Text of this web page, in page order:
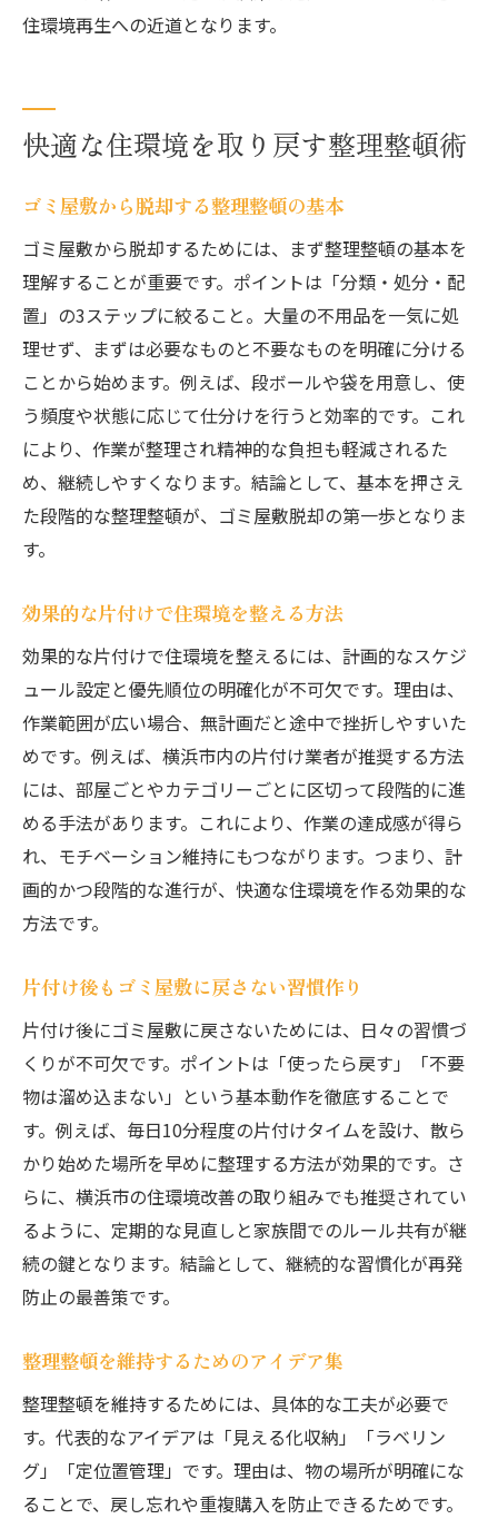
住環境再生への近道となります。
快適な住環境を取り戻す整理整頓術
ゴミ屋敷から脱却する整理整頓の基本
ゴミ屋敷から脱却するためには、まず整理整頓の基本を
理解することが重要です。ポイントは「分類・処分・配
置」の3ステップに絞ること。大量の不用品を一気に処
理せず、まずは必要なものと不要なものを明確に分ける
ことから始めます。例えば、段ボールや袋を用意し、使
う頻度や状態に応じて仕分けを行うと効率的です。これ
により、作業が整理され精神的な負担も軽減されるた
め、継続しやすくなります。結論として、基本を押さえ
た段階的な整理整頓が、ゴミ屋敷脱却の第一歩となりま
す。
効果的な片付けで住環境を整える方法
効果的な片付けで住環境を整えるには、計画的なスケジ
ュール設定と優先順位の明確化が不可欠です。理由は、
作業範囲が広い場合、無計画だと途中で挫折しやすいた
めです。例えば、横浜市内の片付け業者が推奨する方法
には、部屋ごとやカテゴリーごとに区切って段階的に進
める手法があります。これにより、作業の達成感が得ら
れ、モチベーション維持にもつながります。つまり、計
画的かつ段階的な進行が、快適な住環境を作る効果的な
方法です。
片付け後もゴミ屋敷に戻さない習慣作り
片付け後にゴミ屋敷に戻さないためには、日々の習慣づ
くりが不可欠です。ポイントは「使ったら戻す」「不要
物は溜め込まない」という基本動作を徹底することで
す。例えば、毎日10分程度の片付けタイムを設け、散ら
かり始めた場所を早めに整理する方法が効果的です。さ
らに、横浜市の住環境改善の取り組みでも推奨されてい
るように、定期的な見直しと家族間でのルール共有が継
続の鍵となります。結論として、継続的な習慣化が再発
防止の最善策です。
整理整頓を維持するためのアイデア集
整理整頓を維持するためには、具体的な工夫が必要で
す。代表的なアイデアは「見える化収納」「ラベリン
グ」「定位置管理」です。理由は、物の場所が明確にな
ることで、戻し忘れや重複購入を防止できるためです。